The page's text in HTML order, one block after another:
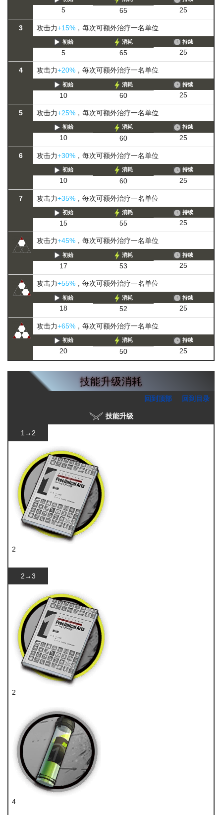
5 65 25
3 攻击力+15% ，每次可额外治疗一名单位
初始
5
消耗
65
持续
25
4 攻击力+20% ，每次可额外治疗一名单位
初始
10
消耗
60
持续
25
5 攻击力+25% ，每次可额外治疗一名单位
初始
10
消耗
60
持续
25
6 攻击力+30% ，每次可额外治疗一名单位
初始
10
消耗
60
持续
25
7 攻击力+35% ，每次可额外治疗一名单位
初始
15
消耗
55
持续
25
攻击力+45% ，每次可额外治疗一名单位
初始
17
消耗
53
持续
25
攻击力+55% ，每次可额外治疗一名单位
初始
18
消耗
52
持续
25
攻击力+65% ，每次可额外治疗一名单位
初始
20
消耗
50
持续
25
技能升级消耗
回到顶部 回到目录
技能升级
1→2
2
2→3
2
4